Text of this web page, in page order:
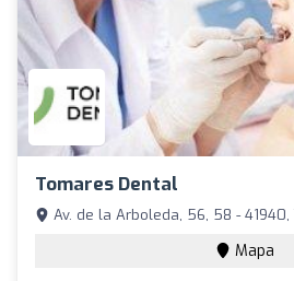
Tomares Dental
Av. de la Arboleda, 56, 58 - 41940,
Mapa